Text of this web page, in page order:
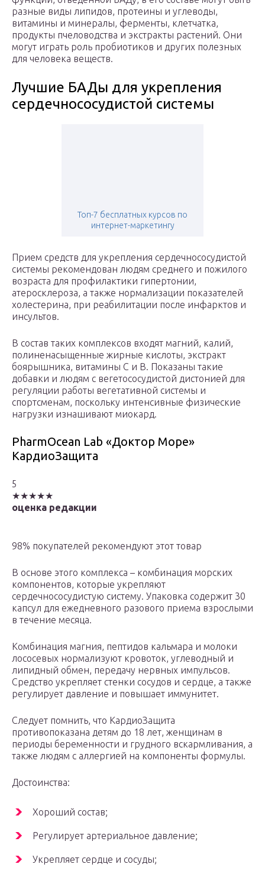
разные виды липидов, протеины и углеводы,
витамины и минералы, ферменты, клетчатка,
продукты пчеловодства и экстракты растений. Они
могут играть роль пробиотиков и других полезных
для человека веществ.
Лучшие БАДы для укрепления
сердечнососудистой системы
Топ-7 бесплатных курсов по
интернет-маркетингу
Прием средств для укрепления сердечнососудистой
системы рекомендован людям среднего и пожилого
возраста для профилактики гипертонии,
атеросклероза, а также нормализации показателей
холестерина, при реабилитации после инфарктов и
инсультов.
В состав таких комплексов входят магний, калий,
полиненасыщенные жирные кислоты, экстракт
боярышника, витамины C и B. Показаны такие
добавки и людям с вегетососудистой дистонией для
регуляции работы вегетативной системы и
спортсменам, поскольку интенсивные физические
нагрузки изнашивают миокард.
PharmOcean Lab «Доктор Море»
КардиоЗащита
5
★★★★★
оценка редакции
98% покупателей рекомендуют этот товар
В основе этого комплекса – комбинация морских
компонентов, которые укрепляют
сердечнососудистую систему. Упаковка содержит 30
капсул для ежедневного разового приема взрослыми
в течение месяца.
Комбинация магния, пептидов кальмара и молоки
лососевых нормализуют кровоток, углеводный и
липидный обмен, передачу нервных импульсов.
Средство укрепляет стенки сосудов и сердце, а также
регулирует давление и повышает иммунитет.
Следует помнить, что КардиоЗащита
противопоказана детям до 18 лет, женщинам в
периоды беременности и грудного вскармливания, а
также людям с аллергией на компоненты формулы.
Достоинства:
Хороший состав;
Регулирует артериальное давление;
Укрепляет сердце и сосуды;